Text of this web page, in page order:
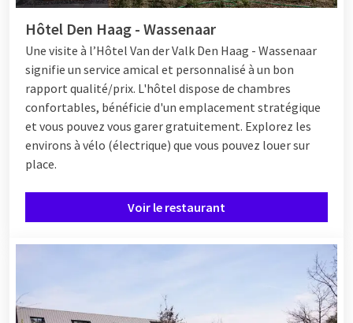
Hôtel Den Haag - Wassenaar
Une visite à l’Hôtel Van der Valk Den Haag - Wassenaar
signifie un service amical et personnalisé à un bon
rapport qualité/prix. L'hôtel dispose de chambres
confortables, bénéficie d'un emplacement stratégique
et vous pouvez vous garer gratuitement. Explorez les
environs à vélo (électrique) que vous pouvez louer sur
place.
Voir le restaurant